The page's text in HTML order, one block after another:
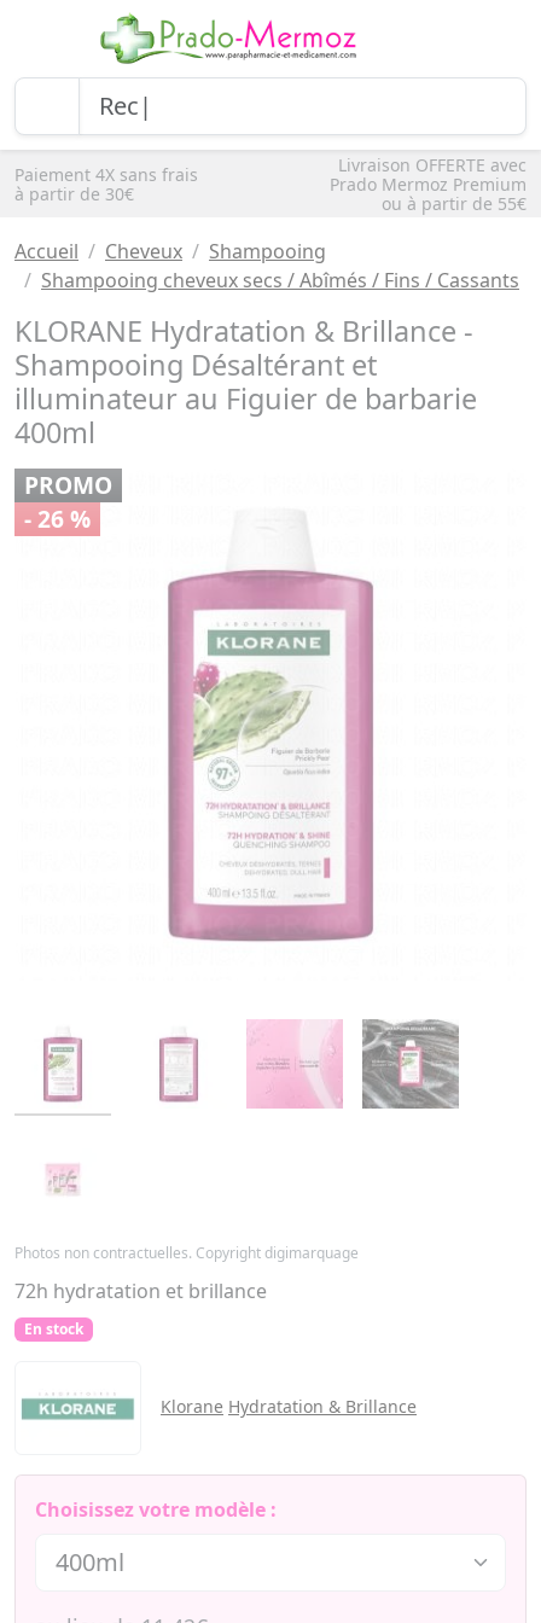
Paiement 4X sans frais
à partir de 30€
Livraison OFFERTE avec
Prado Mermoz Premium
ou à partir de 55€
Accueil Cheveux
Shampooing
Shampooing cheveux secs / Abîmés / Fins / Cassants
KLORANE Hydratation & Brillance -
Shampooing Désaltérant et
illuminateur au Figuier de barbarie
400ml
PROMO
- 26 %
Photos non contractuelles. Copyright digimarquage
72h hydratation et brillance
En stock
Klorane Hydratation & Brillance
Choisissez votre modèle :